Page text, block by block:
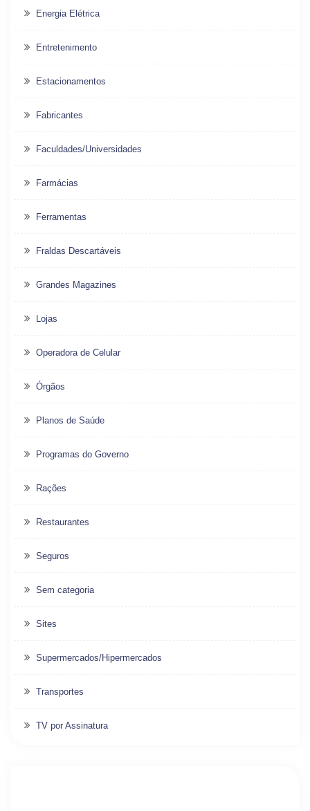
Energia Elétrica
Entretenimento
Estacionamentos
Fabricantes
Faculdades/Universidades
Farmácias
Ferramentas
Fraldas Descartáveis
Grandes Magazines
Lojas
Operadora de Celular
Órgãos
Planos de Saúde
Programas do Governo
Rações
Restaurantes
Seguros
Sem categoria
Sites
Supermercados/Hipermercados
Transportes
TV por Assinatura